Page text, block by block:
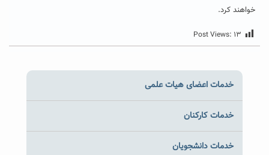
خواهند کرد.
Post Views: ۱۳
خدمات اعضای هیات علمی
خدمات کارکنان
خدمات دانشجویان